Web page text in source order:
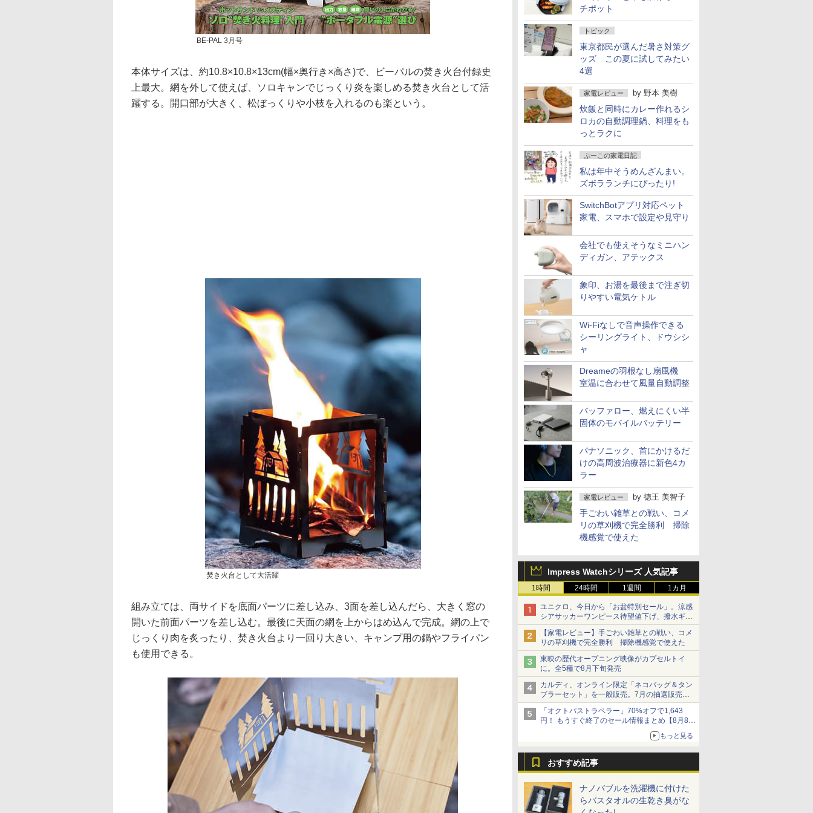
チポット
トピック
東京都民が選んだ暑さ対策グ
ッズ この夏に試してみたい
4選
家電レビュー by 野本 美樹
炊飯と同時にカレー作れるシ
ロカの自動調理鍋、料理をも
っとラクに
ぷーこの家電日記
私は年中そうめんざんまい。
ズボラランチにぴったり!
SwitchBotアプリ対応ペット
家電、スマホで設定や見守り
会社でも使えそうなミニハン
ディガン、アテックス
象印、お湯を最後まで注ぎ切
りやすい電気ケトル
Wi-Fiなしで音声操作できる
シーリングライト、ドウシシ
ャ
Dreameの羽根なし扇風機
室温に合わせて風量自動調整
バッファロー、燃えにくい半
固体のモバイルバッテリー
パナソニック、首にかけるだ
けの高周波治療器に新色4カ
ラー
家電レビュー by 徳王 美智子
手ごわい雑草との戦い、コメ
リの草刈機で完全勝利 掃除
機感覚で使えた
Impress Watchシリーズ 人気記事
1時間 24時間 1週間 1カ月
ユニクロ、今日から「お盆特別セール」。涼感
シアサッカーワンピース待望値下げ、撥水ギア
ショーツは1990円に
【家電レビュー】手ごわい雑草との戦い、コメ
リの草刈機で完全勝利 掃除機感覚で使えた
東映の歴代オープニング映像がカプセルトイ
に。全5種で8月下旬発売
カルディ、オンライン限定「ネコバッグ＆タン
ブラーセット」を一般販売。7月の抽選販売の
当選無効分
「オクトパストラベラー」70%オフで1,643
円！ もうすぐ終了のセール情報まとめ【8月8日
ニンテンドーeショップでは「大神 絶景版」が
もっと見る
おすすめ記事
ナノバブルを洗濯機に付けた
らバスタオルの生乾き臭がな
BE-PAL 3月号
本体サイズは、約10.8×10.8×13cm(幅×奥行き×高さ)で、ビーパルの焚き火台付録史
上最大。網を外して使えば、ソロキャンでじっくり炎を楽しめる焚き火台として活
躍する。開口部が大きく、松ぼっくりや小枝を入れるのも楽という。
焚き火台として大活躍
組み立ては、両サイドを底面パーツに差し込み、3面を差し込んだら、大きく窓の
開いた前面パーツを差し込む。最後に天面の網を上からはめ込んで完成。網の上で
じっくり肉を炙ったり、焚き火台より一回り大きい、キャンプ用の鍋やフライパン
も使用できる。